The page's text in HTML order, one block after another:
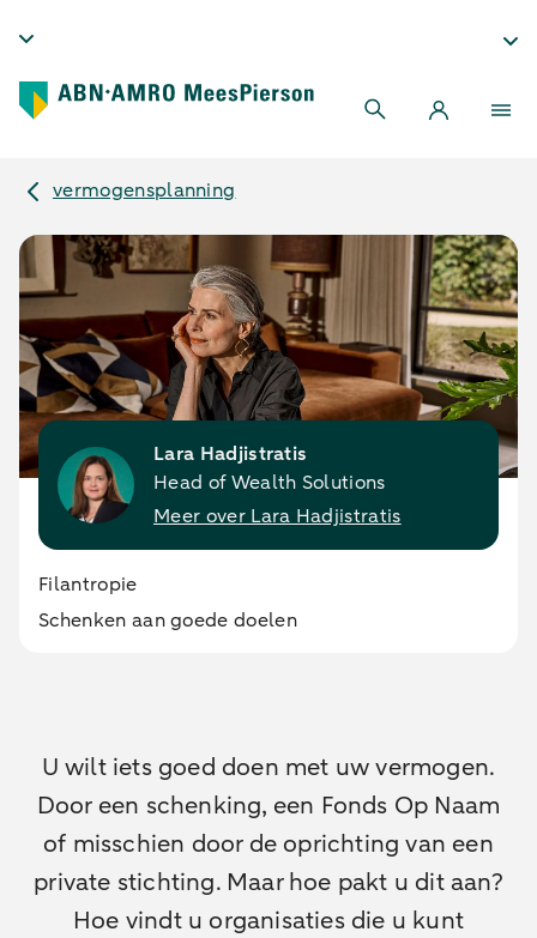
vermogensplanning
Lara Hadjistratis
Head of Wealth Solutions
Meer over Lara Hadjistratis
Filantropie
Schenken aan goede doelen
U wilt iets goed doen met uw vermogen.
Door een schenking, een Fonds Op Naam
of misschien door de oprichting van een
private stichting. Maar hoe pakt u dit aan?
Hoe vindt u organisaties die u kunt